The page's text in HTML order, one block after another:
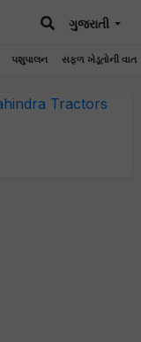
પશુપાલન સફળ ખેડૂતોની વાત
ગુજરાતી